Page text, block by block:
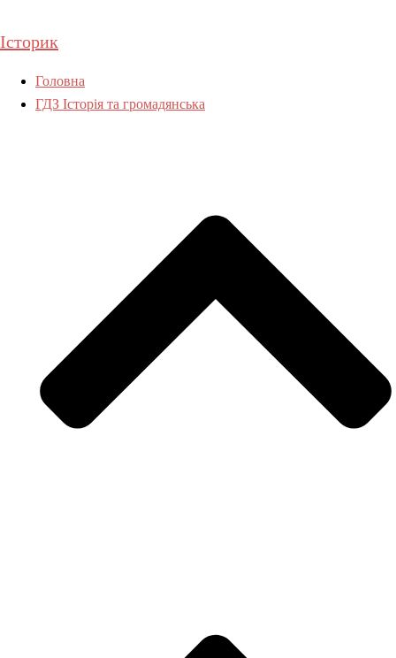
до
вмісту
Історик
Головна
ГДЗ Історія та громадянська